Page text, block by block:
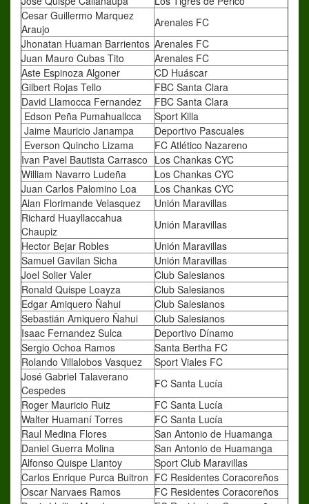
Cesar Guillermo Marquez
Araujo
Arenales FC
Jhonatan Huaman Barrientos Arenales FC
Juan Mauro Cubas Tito
Arenales FC
Aste Espinoza Algoner
CD Huáscar
Gilbert Rojas Tello
FBC Santa Clara
David Llamocca Fernandez
FBC Santa Clara
Edson Peña Pumahuallcca
Sport Killa
Jaime Mauricio Janampa
Deportivo Pascuales
Everson Quincho Lizama
FC Atlético Nazareno
Ivan Pavel Bautista Carrasco Los Chankas CYC
William Navarro Ludeña
Los Chankas CYC
Juan Carlos Palomino Loa
Los Chankas CYC
Alan Florimande Velasquez
Unión Maravillas
Richard Huayllaccahua
Chaupiz
Unión Maravillas
Hector Bejar Robles
Unión Maravillas
Samuel Gavilan Sicha
Unión Maravillas
Joel Solier Valer
Club Salesianos
Ronald Quispe Loayza
Club Salesianos
Edgar Amiquero Ñahui
Club Salesianos
Sebastián Amiquero Ñahui
Club Salesianos
Isaac Fernandez Sulca
Deportivo Dínamo
Sergio Ochoa Ramos
Santa Bertha FC
Rolando Villalobos Vasquez
Sport Viales FC
José Gabriel Talaverano
Cespedes
FC Santa Lucía
Roger Mauricio Ruiz
FC Santa Lucía
Walter Huamaní Torres
FC Santa Lucía
Raul Medina Flores
San Antonio de Huamanga
Daniel Guerra Molina
San Antonio de Huamanga
Alfonso Quispe Llantoy
Sport Club Maravillas
Carlos Enrique Purca Buitron FC Residentes Coracoreños
Oscar Narvaes Ramos
FC Residentes Coracoreños